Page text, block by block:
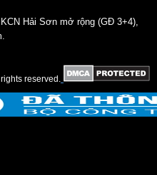
Hải Sơn mở rộng (GĐ 3+4),
reserved.